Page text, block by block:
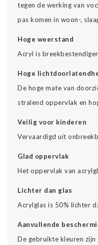
tegen de werking van
pas komen in woon-,
Hoge weerstand
Acryl is
Hoge
De hoge mate van
stralend oppervlak en
Veilig voor kinderen
Vervaardigd uit
Glad oppervlak
Het oppervlak van
Lichter dan glas
Acrylglas is 50% lichter
Aanvullende
De gebruikte kleuren